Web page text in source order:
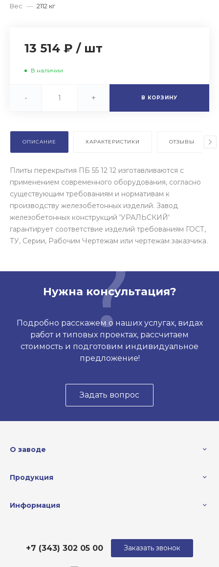
Вес — 2112 кг
13 514 ₽ / шт
В наличии
- + В КОРЗИНУ
ОПИСАНИЕ ХАРАКТЕРИСТИКИ ОТЗЫВЫ
Плиты перекрытия ПБ 55 12 12 изготавливаются с
применением современного оборудования, согласно
существующим требованиям и нормативам к
производству железобетонных изделий. Завод
железобетонных конструкций 'УРАЛЬСКИЙ'
гарантирует соответствие изделий требованиям ГОСТ,
ТУ, Серии, Рабочим Чертежам или чертежам заказчика.
Нужна консультация?
Подробно расскажем о наших услугах, видах
работ и типовых проектах, рассчитаем
стоимость и подготовим индивидуальное
предложение!
Задать вопрос
О заводе
Продукция
Информация
+7 (343) 302 05 00 Заказать звонок